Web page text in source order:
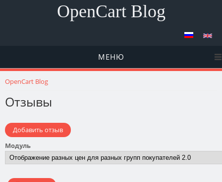
OpenCart Blog
МЕНЮ
Вы здесь
OpenCart Blog
Отзывы
Добавить отзыв
Модуль